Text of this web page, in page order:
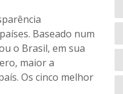
Baseado num
o Brasil, em sua
maior a
Os cinco melhor